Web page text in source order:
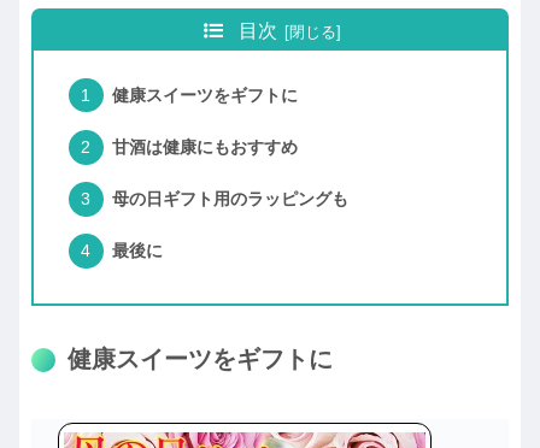
目次
健康スイーツをギフトに
甘酒は健康にもおすすめ
母の日ギフト用のラッピングも
最後に
健康スイーツをギフトに